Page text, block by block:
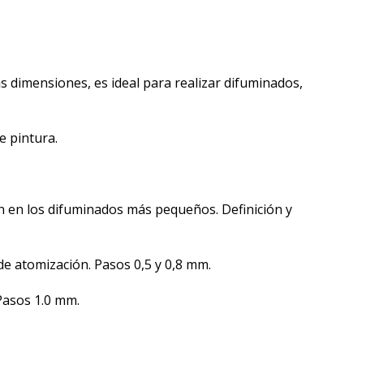
dimensiones, es ideal para realizar difuminados,
pintura.
los difuminados más pequeños. Definición y
atomización. Pasos 0,5 y 0,8 mm.
1.0 mm.